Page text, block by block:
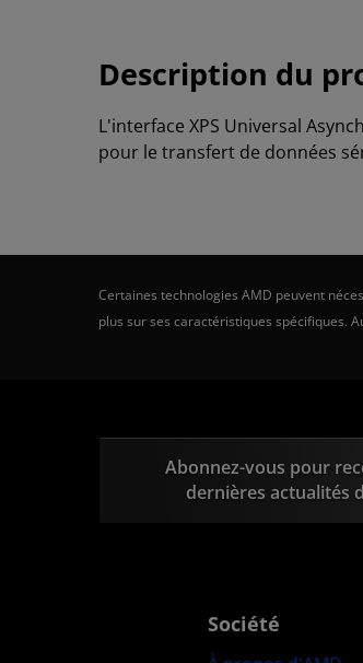
Description du
L'interface XPS Universal
pour le transfert de données
Certaines technologies AMD peuvent
plus sur ses caractéristiques spécifiques.
Abonnez-vous pour
dernières actualités
Société